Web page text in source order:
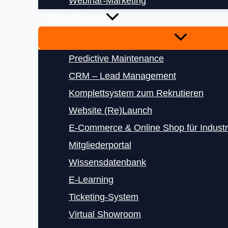
Predictive Maintenance
CRM – Lead Management
Komplettsystem zum Rekrutieren
Website (Re)Launch
E‑Commerce & Online Shop für
Mitgliederportal
Wissensdatenbank
E‑Learning
Ticketing-System
Virtual Showroom